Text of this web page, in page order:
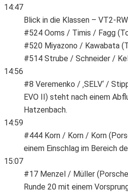
14:47
Blick in die Klassen – VT2-
#524 Ooms / Timis / Fagg
#520 Miyazono / Kawabata
#514 Strube / Schneider /
14:56
#8 Veremenko / ‚SELV‘ /
EVO II) steht nach einem
Hatzenbach.
14:59
#444 Korn / Korn / Korn
einem Einschlag im Bereich
15:07
#17 Menzel / Müller
Runde 20 mit einem